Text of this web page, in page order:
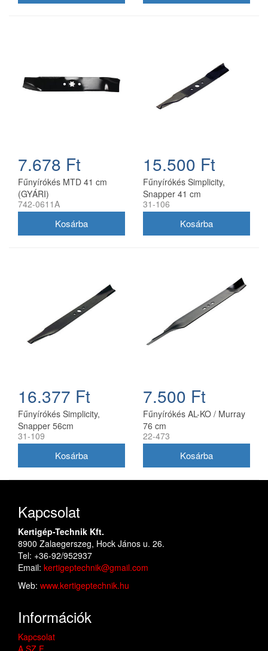
7.678 Ft
Fűnyírókés MTD 41 cm
(GYÁRI)
742-0611A
15.500 Ft
Fűnyírókés Simplicity,
Snapper 41 cm
(1704856SM)
31-106
16.377 Ft
Fűnyírókés Simplicity,
Snapper 56cm
(1716695ASM)
31-109
7.500 Ft
Fűnyírókés AL-KO / Murray
76 cm
22-473
Kapcsolat
Kertigép-Technik Kft.
8900 Zalaegerszeg, Hock János u. 26.
Tel: +36-92/952937
Email: kertigeptechnik@gmail.com
Web: www.kertigeptechnik.hu
Információk
Kapcsolat
A.SZ.F.